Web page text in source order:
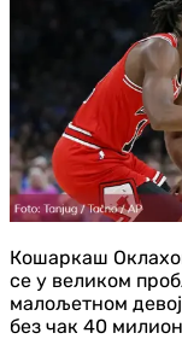
Кошаркаш
се у великом
малољетном
без чак 40